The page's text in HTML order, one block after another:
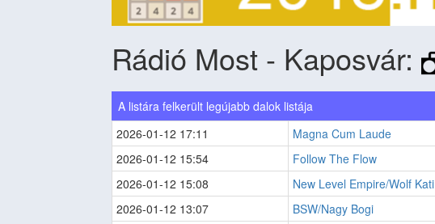
Rádió Most - Kaposvár:
A listára felkerült legújabb dalok listája
2026-01-12 17:11
Magna Cum Laude
2026-01-12 15:54
Follow The Flow
2026-01-12 15:08
New Level Empire/Wolf Kati
2026-01-12 13:07
BSW/Nagy Bogi